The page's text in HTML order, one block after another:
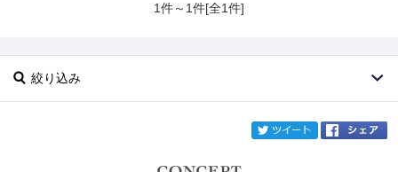
1件～1件[全1件]
絞り込み